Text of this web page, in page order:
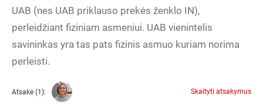
UAB (nes UAB priklauso prekės ženklo IN),
perleidžiant fiziniam asmeniui. UAB vienintelis
savininkas yra tas pats fizinis asmuo kuriam norima
perleisti.
Atsakė (1): Skaityti atsakymus